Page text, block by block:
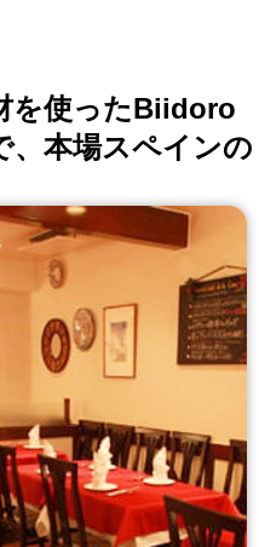
を使ったBiidoro
、本場スペインの